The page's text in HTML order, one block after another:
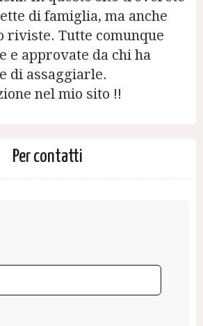
di famiglia, ma anche
riviste. Tutte comunque
e approvate da chi ha
di assaggiarle.
nel mio sito !!
Per contatti